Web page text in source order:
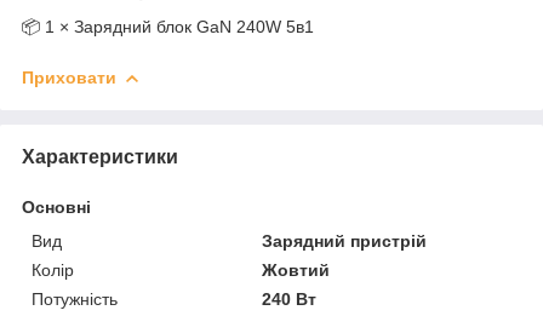
📦 1 × Зарядний блок GaN 240W 5в1
Приховати
Характеристики
Основні
Вид
Зарядний пристрій
Колір
Жовтий
Потужність
240 Вт